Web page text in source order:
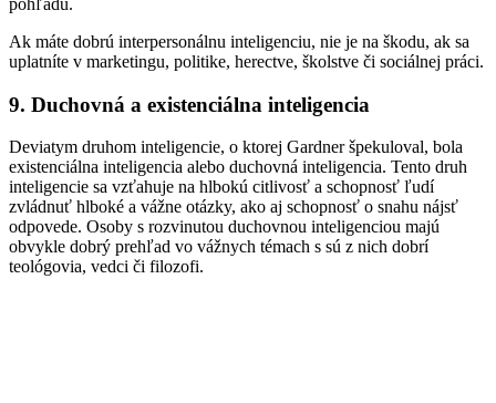
pohľadu.
Ak máte dobrú interpersonálnu inteligenciu, nie je na škodu, ak sa
uplatníte v marketingu, politike, herectve, školstve či sociálnej práci.
9. Duchovná a existenciálna inteligencia
Deviatym druhom inteligencie, o ktorej Gardner špekuloval, bola
existenciálna inteligencia alebo duchovná inteligencia. Tento druh
inteligencie sa vzťahuje na hlbokú citlivosť a schopnosť ľudí
zvládnuť hlboké a vážne otázky, ako aj schopnosť o snahu nájsť
odpovede. Osoby s rozvinutou duchovnou inteligenciou majú
obvykle dobrý prehľad vo vážnych témach s sú z nich dobrí
teológovia, vedci či filozofi.